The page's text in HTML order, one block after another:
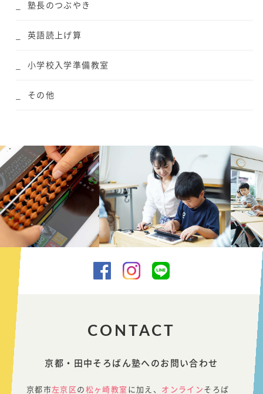
塾長のつぶやき
英語読上げ算
小学校入学準備教室
その他
CONTACT
京都・田中そろばん塾へのお問い合わせ
京都市左京区 の 松ヶ崎教室 に加え、 オンライン そろば